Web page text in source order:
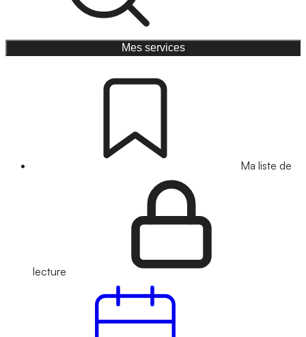
Mes services
Ma liste de
lecture